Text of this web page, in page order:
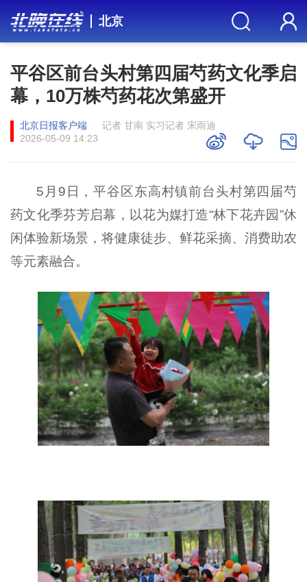
北京
平谷区前台头村第四届芍药文化季启
幕，10万株芍药花次第盛开
北京日报客户端
记者 甘南 实习记者 宋雨迪
2026-05-09 14:23
5月9日，平谷区东高村镇前台头村第四届芍
药文化季芬芳启幕，以花为媒打造“林下花卉园”休
闲体验新场景，将健康徒步、鲜花采摘、消费助农
等元素融合。